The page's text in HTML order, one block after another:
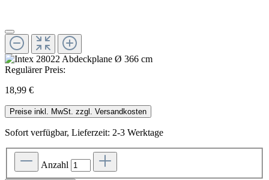
Regulärer Preis:
18,99 €
Preise inkl. MwSt. zzgl. Versandkosten
Sofort verfügbar, Lieferzeit: 2-3 Werktage
Anzahl